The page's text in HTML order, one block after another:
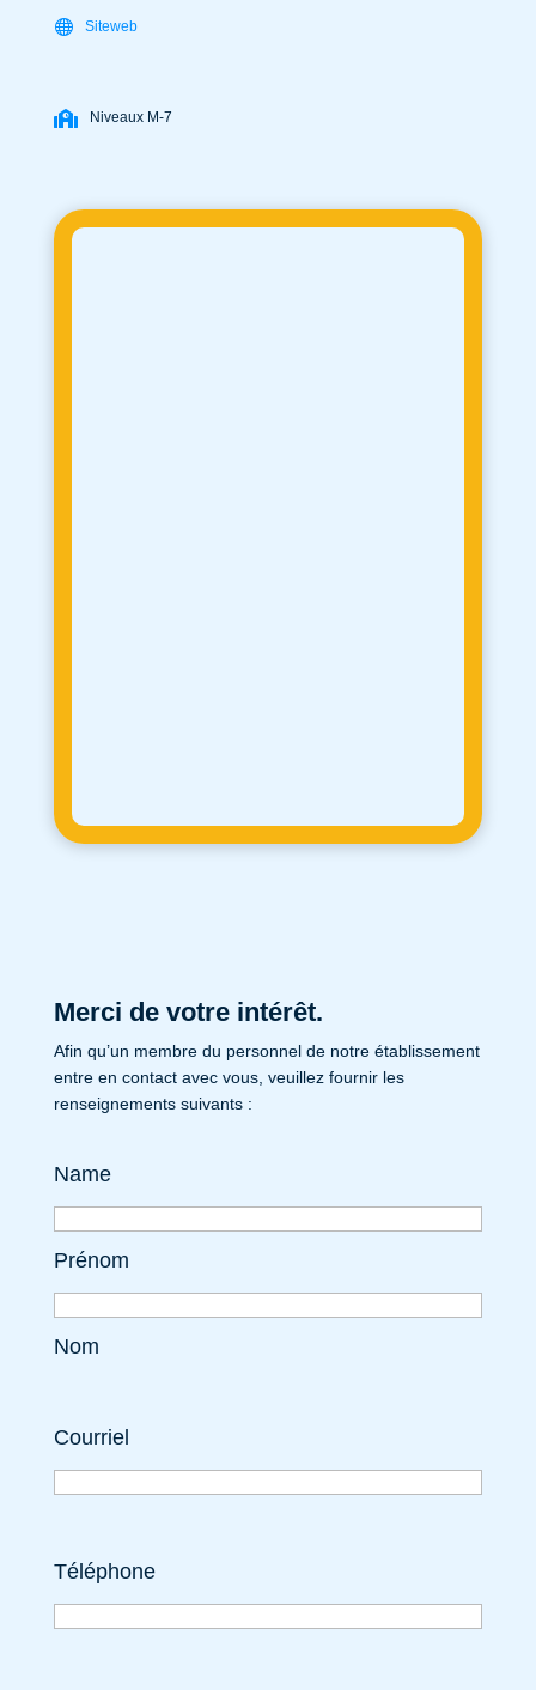
Siteweb
Niveaux M-7
Merci de votre intérêt.
Afin qu’un membre du personnel de notre établissement
entre en contact avec vous, veuillez fournir les
renseignements suivants :
Name
Prénom
Nom
Courriel
Téléphone